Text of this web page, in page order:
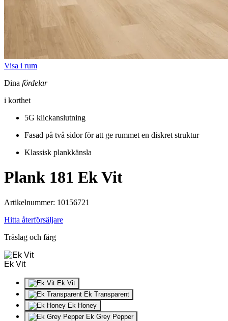
Visa i rum
Dina fördelar
i korthet
5G klickanslutning
Fasad på två sidor för att ge rummet en diskret struktur
Klassisk plankkänsla
Plank 181 Ek Vit
Artikelnummer: 10156721
Hitta återförsäljare
Träslag och färg
Ek Vit
Ek Vit
Ek Transparent
Ek Honey
Ek Grey Pepper